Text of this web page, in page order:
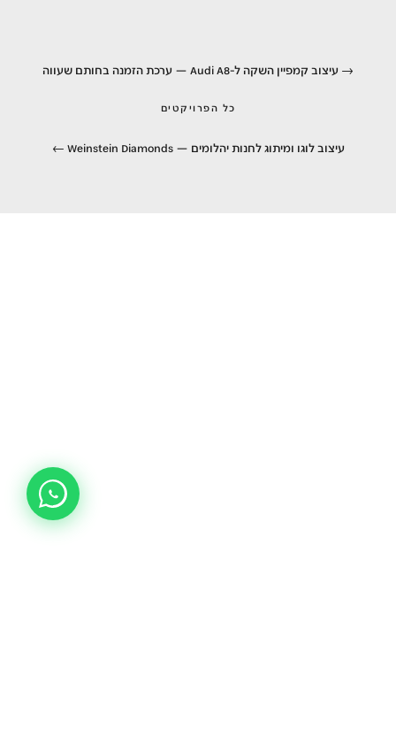
עיצוב קמפיין השקה ל-Audi A8 — ערכת הזמנה בחותם שעווה
כל הפרויקטים
עיצוב לוגו ומיתוג לחנות יהלומים — Weinstein Diamonds